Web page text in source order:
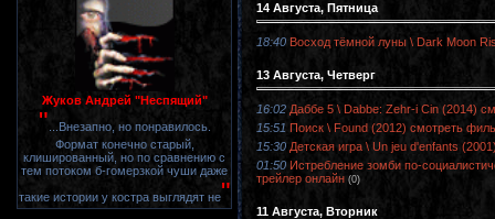
Жуков Андрей "Неспящий"
" ...Внезапно, но понравилось.
Формат конечно старый,
клишированный, но по сравнению с
тем потоком б-гомерзкой чуши даже
такие истории у костра выглядят не"
14 Августа, Пятница
18:40 Восход тёмной луны \ Dark Moon
13 Августа, Четверг
16:02 Даббе 5 \ Dabbe: Zehr-i Cin (2014)
15:51 Поиск \ Found (2012) смотреть
15:30 Детская игра \ Un jeu d'enfants
01:50 Истребление зомби по-
трейлер онлайн (0)
11 Августа, Вторник